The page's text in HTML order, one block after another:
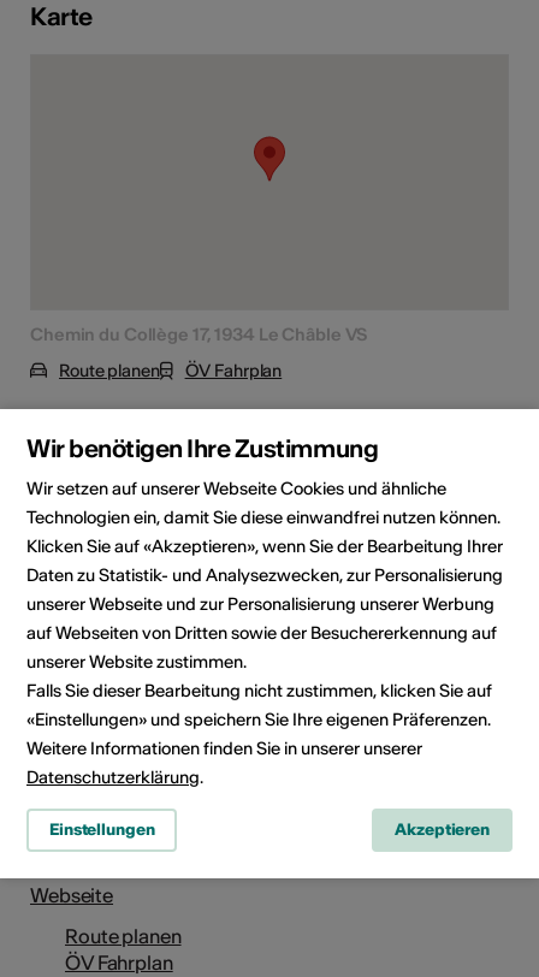
Karte
Chemin du Collège 17, 1934 Le Châble VS
Route planen
ÖV Fahrplan
Institution / Organisation
Bibliothèque de Bagnes
Chemin du Collège 17
1934 Le Châble VS
Telefon +41 (0)27 777 11 19
Webseite
Route planen
ÖV Fahrplan
Wir benötigen Ihre Zustimmung
Wir setzen auf unserer Webseite Cookies und ähnliche
Technologien ein, damit Sie diese einwandfrei nutzen können.
Klicken Sie auf «Akzeptieren», wenn Sie der Bearbeitung Ihrer
Daten zu Statistik- und Analysezwecken, zur Personalisierung
unserer Webseite und zur Personalisierung unserer Werbung
auf Webseiten von Dritten sowie der Besuchererkennung auf
unserer Website zustimmen.
Falls Sie dieser Bearbeitung nicht zustimmen, klicken Sie auf
«Einstellungen» und speichern Sie Ihre eigenen Präferenzen.
Weitere Informationen finden Sie in unserer unserer
Datenschutzerklärung.
Einstellungen Akzeptieren